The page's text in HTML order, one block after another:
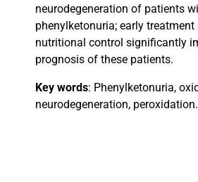
neurodegeneration of patients
phenylketonuria; early
nutritional control significantly
prognosis of these patients.
Key words: Phenylketonuria,
neurodegeneration, peroxidation.